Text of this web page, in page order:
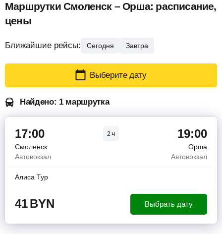
Маршрутки Смоленск – Орша: расписание,
цены
Ближайшие рейсы: Сегодня Завтра
Выберите дату
Найдено: 1 маршрутка
17:00 2ч 19:00
Смоленск
Орша
Автовокзал
Автовокзал
Алиса Тур
41BYN Выбрать дату